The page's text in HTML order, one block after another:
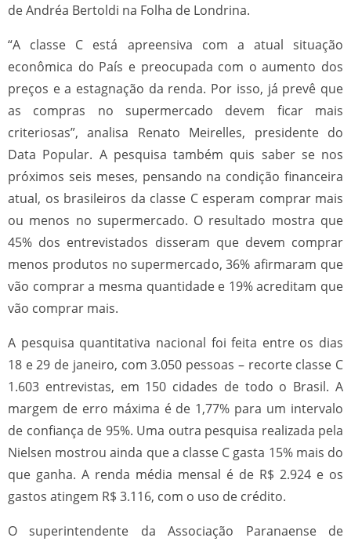
de Andréa Bertoldi na Folha de Londrina.
“A classe C está apreensiva com a atual situação
econômica do País e preocupada com o aumento dos
preços e a estagnação da renda. Por isso, já prevê que
as compras no supermercado devem ficar mais
criteriosas”, analisa Renato Meirelles, presidente do
Data Popular. A pesquisa também quis saber se nos
próximos seis meses, pensando na condição financeira
atual, os brasileiros da classe C esperam comprar mais
ou menos no supermercado. O resultado mostra que
45% dos entrevistados disseram que devem comprar
menos produtos no supermercado, 36% afirmaram que
vão comprar a mesma quantidade e 19% acreditam que
vão comprar mais.
A pesquisa quantitativa nacional foi feita entre os dias
18 e 29 de janeiro, com 3.050 pessoas – recorte classe C
1.603 entrevistas, em 150 cidades de todo o Brasil. A
margem de erro máxima é de 1,77% para um intervalo
de confiança de 95%. Uma outra pesquisa realizada pela
Nielsen mostrou ainda que a classe C gasta 15% mais do
que ganha. A renda média mensal é de R$ 2.924 e os
gastos atingem R$ 3.116, com o uso de crédito.
O superintendente da Associação Paranaense de